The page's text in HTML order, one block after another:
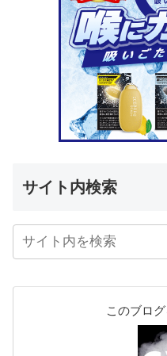
サイト内検索
このブロ